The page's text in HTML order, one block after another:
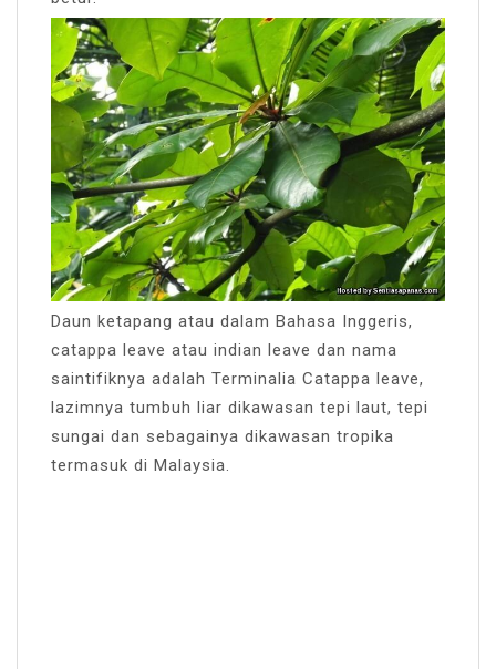
Daun ketapang atau dalam Bahasa Inggeris,
catappa leave atau indian leave dan nama
saintifiknya adalah Terminalia Catappa leave,
lazimnya tumbuh liar dikawasan tepi laut, tepi
sungai dan sebagainya dikawasan tropika
termasuk di Malaysia.